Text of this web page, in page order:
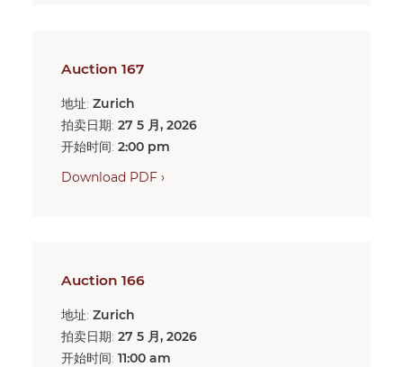
Auction 167
地址: Zurich
拍卖日期: 27 5 月, 2026
开始时间: 2:00 pm
Download PDF ›
Auction 166
地址: Zurich
拍卖日期: 27 5 月, 2026
开始时间: 11:00 am